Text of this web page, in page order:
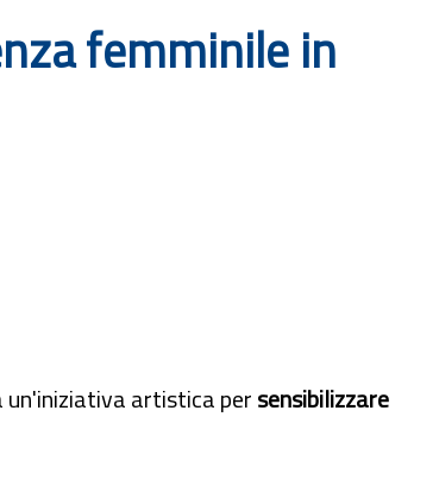
femminile in
un'iniziativa artistica persensibilizzare